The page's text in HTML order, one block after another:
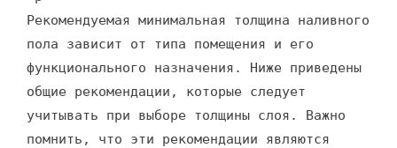
Рекомендуемая минимальная толщина наливного
пола зависит от типа помещения и его
функционального назначения. Ниже приведены
общие рекомендации, которые следует
учитывать при выборе толщины слоя. Важно
помнить, что эти рекомендации являются